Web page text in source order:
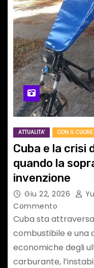
ATTUALITA' CON IL CUORE
Cuba e la crisi
quando la
invenzione
Giu 22, 2026
Commento
Cuba sta
combustibile e una
economiche degli
carburante,